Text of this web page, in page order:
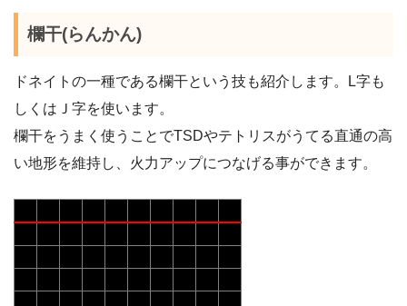
欄干(らんかん)
ドネイトの一種である欄干という技も紹介します。L字も
しくはＪ字を使います。
欄干をうまく使うことでTSDやテトリスがうてる直通の高
い地形を維持し、火力アップにつなげる事ができます。